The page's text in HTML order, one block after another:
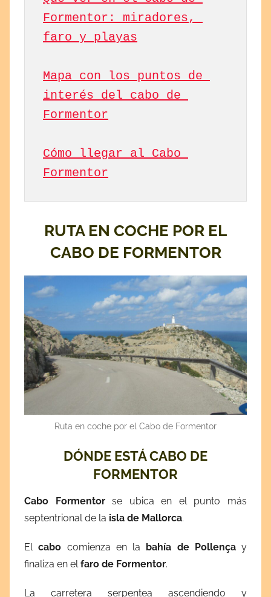
Formentor: miradores,
faro y playas
Mapa con los puntos de
interés del cabo de
Formentor
Cómo llegar al Cabo
Formentor
RUTA EN COCHE POR EL
CABO DE FORMENTOR
Ruta en coche por el Cabo de Formentor
DÓNDE ESTÁ CABO DE
FORMENTOR
Cabo Formentorse ubica en el punto más
septentrional de la isla de Mallorca.
Elcabo comienza en la bahía de Pollençay
finaliza en elfaro de Formentor.
La carretera serpentea ascendiendo y